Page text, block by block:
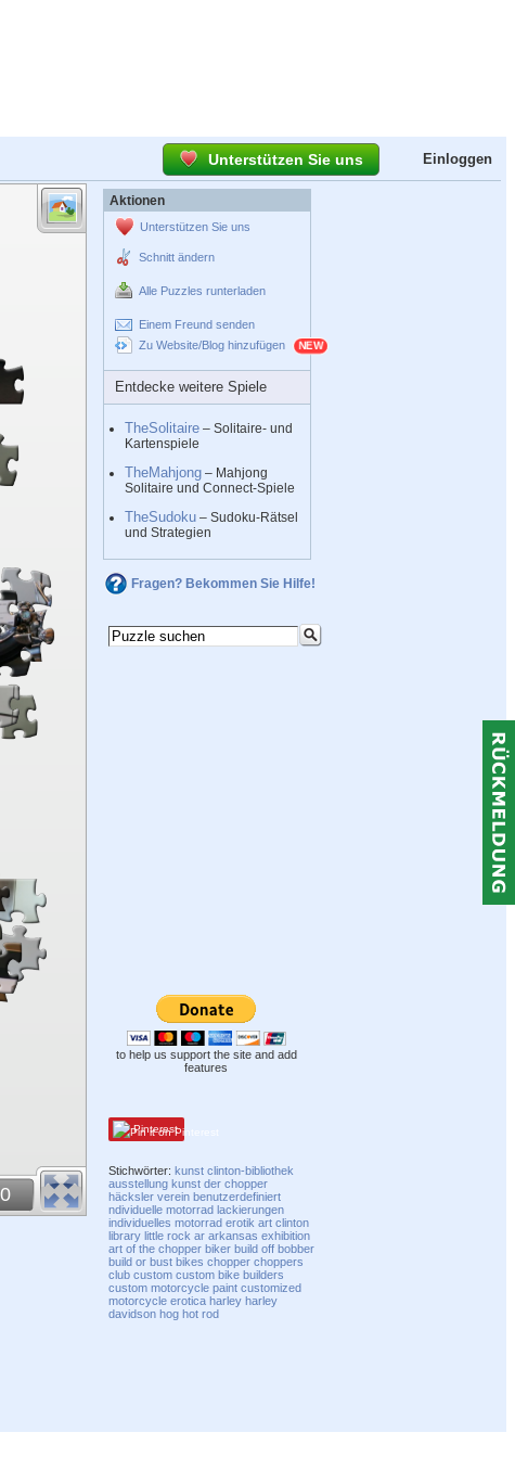
Unterstützen Sie uns Einloggen
Aktionen
Unterstützen Sie uns
Schnitt ändern
Alle Puzzles runterladen
Einem Freund senden
Zu Website/Blog hinzufügen
Entdecke weitere Spiele
TheSolitaire – Solitaire- und
Kartenspiele
TheMahjong – Mahjong
Solitaire und Connect-Spiele
TheSudoku – Sudoku-Rätsel
und Strategien
Fragen? Bekommen Sie Hilfe!
to help us support the site and add
features
Pinterest
Stichwörter:kunst clinton-bibliothek
ausstellung kunst der chopper
häcksler verein benutzerdefiniert
ndividuelle motorrad lackierungen
individuelles motorrad erotik art clinton
library little rock ar arkansas exhibition
art of the chopper biker build off bobber
build or bust bikes chopper choppers
club custom custom bike builders
custom motorcycle paint customized
motorcycle erotica harley harley
davidson hog hot rod